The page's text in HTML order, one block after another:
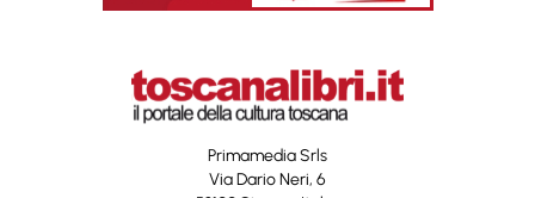
Primamedia Srls
Via Dario Neri, 6